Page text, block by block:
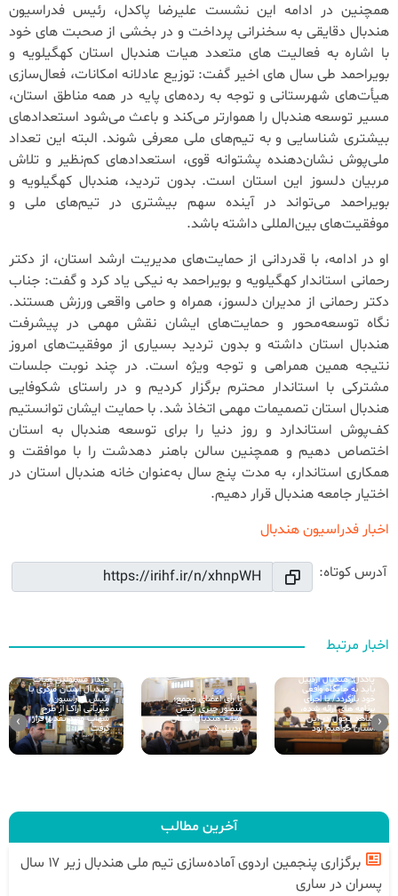
همچنین در ادامه این نشست علیرضا پاکدل، رئیس فدراسیون
هندبال دقایقی به سخنرانی پرداخت و در بخشی از صحبت های خود
با اشاره به فعالیت های متعدد هیات هندبال استان کهگیلویه و
بویراحمد طی سال های اخیر گفت: توزیع عادلانه امکانات، فعال‌سازی
هیأت‌های شهرستانی و توجه به رده‌های پایه در همه مناطق استان،
مسیر توسعه هندبال را هموارتر می‌کند و باعث می‌شود استعدادهای
بیشتری شناسایی و به تیم‌های ملی معرفی شوند. البته این تعداد
ملی‌پوش نشان‌دهنده پشتوانه قوی، استعدادهای کم‌نظیر و تلاش
مربیان دلسوز این استان است. بدون تردید، هندبال کهگیلویه و
بویراحمد می‌تواند در آینده سهم بیشتری در تیم‌های ملی و
موفقیت‌های بین‌المللی داشته باشد.
او در ادامه، با قدردانی از حمایت‌های مدیریت ارشد استان، از دکتر
رحمانی استاندار کهگیلویه و بویراحمد به نیکی یاد کرد و گفت: جناب
دکتر رحمانی از مدیران دلسوز، همراه و حامی واقعی ورزش هستند.
نگاه توسعه‌محور و حمایت‌های ایشان نقش مهمی در پیشرفت
هندبال استان داشته و بدون تردید بسیاری از موفقیت‌های امروز
نتیجه همین همراهی و توجه ویژه است. در چند نوبت جلسات
مشترکی با استاندار محترم برگزار کردیم و در راستای شکوفایی
هندبال استان تصمیمات مهمی اتخاذ شد. با حمایت ایشان توانستیم
کف‌پوش استاندارد و روز دنیا را برای توسعه هندبال به استان
اختصاص دهیم و همچنین سالن باهنر دهدشت را با موافقت و
همکاری استاندار، به مدت پنج سال به‌عنوان خانه هندبال استان در
اختیار جامعه هندبال قرار دهیم.
اخبار فدراسیون هندبال
آدرس کوتاه:
اخبار مرتبط
پاکدل: هندبال اردبیل
باید به جایگاه واقعی
خود بازگردد/ با اجرای
برنامه های ارائه شده،
شاهد تحول در این
استان خواهیم بود
با رأی اعضای مجمع؛
منصور جبری رئیس
هیأت هندبال استان
اردبیل شد
دیدار مسئولین هیات
هندبال استان مرکزی با
رئیس فدراسیون/
میزبانی اراک از طرح
شهاب مورد تقدیر قرار
گرفت
‹
›
آخرین مطالب
برگزاری پنجمین اردوی آماده‌سازی تیم ملی هندبال زیر ۱۷ سال
پسران در ساری